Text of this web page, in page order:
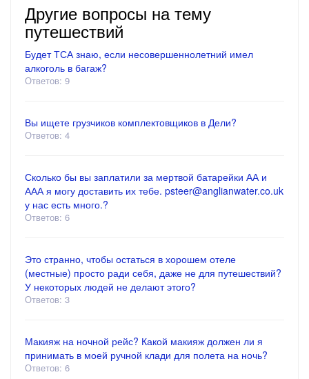
Другие вопросы на тему
путешествий
Будет ТСА знаю, если несовершеннолетний имел
алкоголь в багаж?
Ответов: 9
Вы ищете грузчиков комплектовщиков в Дели?
Ответов: 4
Сколько бы вы заплатили за мертвой батарейки АА и
ААА я могу доставить их тебе. psteer@anglianwater.co.uk
у нас есть много.?
Ответов: 6
Это странно, чтобы остаться в хорошем отеле
(местные) просто ради себя, даже не для путешествий?
У некоторых людей не делают этого?
Ответов: 3
Макияж на ночной рейс? Какой макияж должен ли я
принимать в моей ручной клади для полета на ночь?
Ответов: 6